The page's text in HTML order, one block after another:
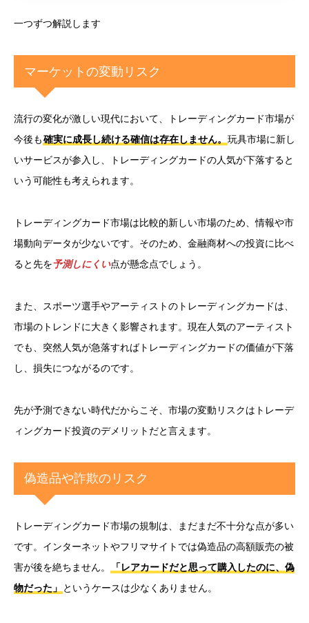
一つずつ解説します
マーケットの変動リスク
流行の変化が激しい現代において、トレーディングカード市場が
今後も確実に成長し続ける確信は存在しません。 玩具市場に新し
いサービスが参入し、トレーディングカードの人気が下落すると
いう可能性も考えられます。
トレーディングカード市場は比較的新しい市場のため、情報や市
場動向データが少ないです。そのため、金融商材への投資に比べ
ると先を予測しにくい点が懸念点でしょう。
また、スポーツ選手やアーティストのトレーディングカードは、
市場のトレンドに大きく影響されます。現在人気のアーティスト
でも、突然人気が急落すればトレーディングカードの価値が下落
し、損失につながるのです。
先が予測できない時代だからこそ、市場の変動リスクはトレーデ
ィングカード投資のデメリットだと言えます。
偽造品や詐欺のリスク
トレーディングカード市場の規制は、まだまだ不十分な点が多い
です。インターネットやフリマサイトでは偽造品の高額販売の被
害が後を絶ちません。
「レアカードだと思って購入したのに、偽
物だった」
というケースは少なくありません。